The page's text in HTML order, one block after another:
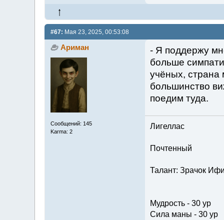
#67: Мая 23, 2025, 00:53:08
Ариман
Сообщений: 145
Karma: 2
- Я поддержу
больше
учёных, страна
большинство
поедим туда.
Лигеллас
Почтенный
Талант: Зрачок
Мудрость - 30 ур
Сила маны - 30 ур